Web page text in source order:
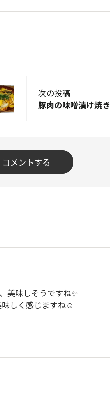
次の投稿
豚肉の味噌󠄀漬け焼き
コメントする
美味しそうですね✨
味しく感じますね☺️